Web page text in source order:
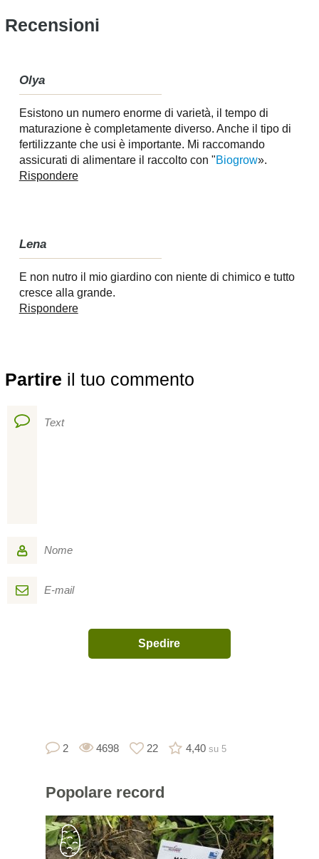
Recensioni
Olya
Esistono un numero enorme di varietà, il tempo di
maturazione è completamente diverso. Anche il tipo di
fertilizzante che usi è importante. Mi raccomando
assicurati di alimentare il raccolto con "Biogrow».
Rispondere
Lena
E non nutro il mio giardino con niente di chimico e tutto
cresce alla grande.
Rispondere
Partire il tuo commento
2 4698 22 4,40 su 5
Popolarerecord